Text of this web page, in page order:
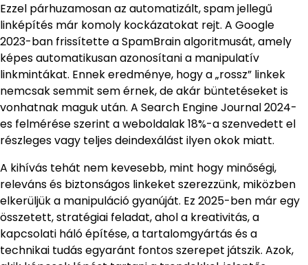
Ezzel párhuzamosan az automatizált, spam jellegű
linképítés már komoly kockázatokat rejt. A Google
2023-ban frissítette a SpamBrain algoritmusát, amely
képes automatikusan azonosítani a manipulatív
linkmintákat. Ennek eredménye, hogy a „rossz” linkek
nemcsak semmit sem érnek, de akár büntetéseket is
vonhatnak maguk után. A Search Engine Journal 2024-
es felmérése szerint a weboldalak 18%-a szenvedett el
részleges vagy teljes deindexálást ilyen okok miatt.
A kihívás tehát nem kevesebb, mint hogy minőségi,
releváns és biztonságos linkeket szerezzünk, miközben
elkerüljük a manipuláció gyanúját. Ez 2025-ben már egy
összetett, stratégiai feladat, ahol a kreativitás, a
kapcsolati háló építése, a tartalomgyártás és a
technikai tudás egyaránt fontos szerepet játszik. Azok,